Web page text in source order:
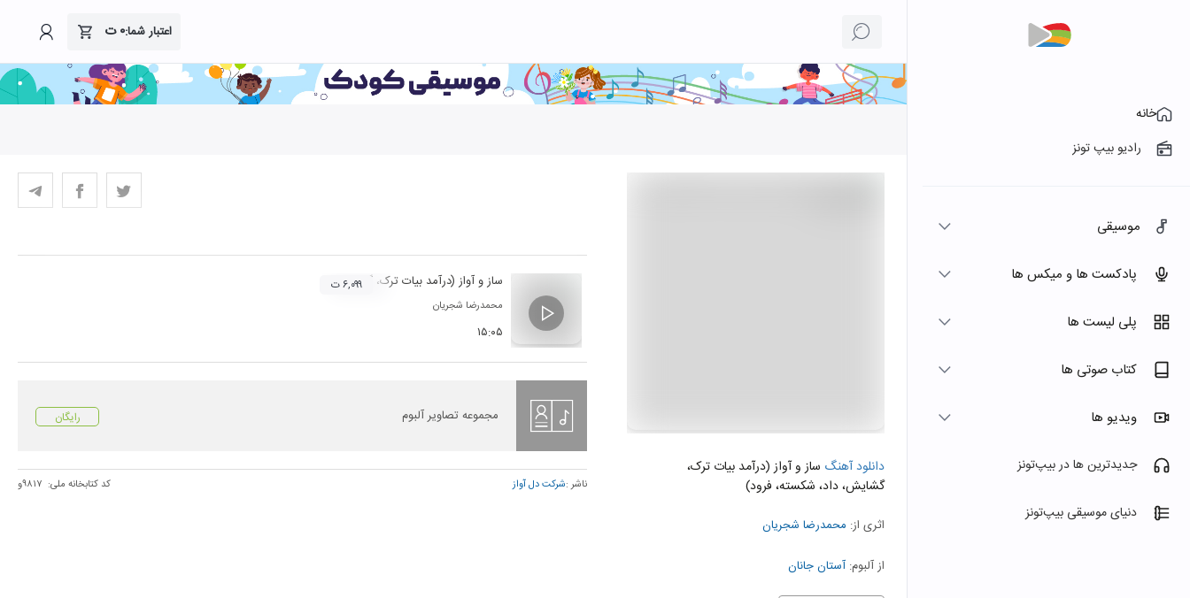
اعتبار شما:۰ت
خانه
رادیو بیپ تونز
موسیقی
پادکست ها و میکس ها
پلی لیست ها
کتاب صوتی ها
ویدیو ها
جدیدترین ها در بیپ‌تونز
دنیای موسیقی بیپ‌تونز
دانلود آهنگ ساز و آواز (درآمد بیات ترک،
گشایش، داد، شکسته، فرود)
اثری از: محمدرضا شجریان
از آلبوم: آستان جانان
ساز و آواز (درآمد بیات ترک، گشایش، داد، شکسته، فرود)
محمدرضا شجریان
۱۵:۰۵
۶,۰۹۹ ت
مجموعه تصاویر آلبوم رایگان
ناشر :شرکت دل آواز کد کتابخانه ملی: ۹۸۱۷و